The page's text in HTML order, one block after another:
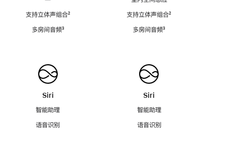
支持立体声组合脚
²
多房间音频脚
³
Siri
智能助理
语音识别
支持立体声组合脚
²
多房间音频脚
³
Siri
智能助理
语音识别